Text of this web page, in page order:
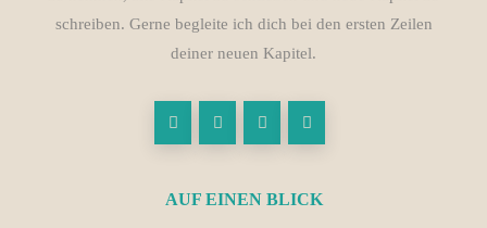
schreiben. Gerne begleite ich dich bei den ersten Zeilen
deiner neuen Kapitel.
AUF EINEN BLICK